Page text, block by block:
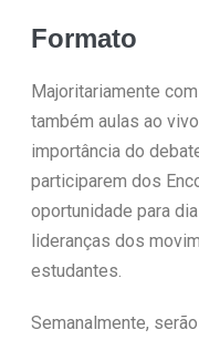
Formato
Majoritariamente
também aulas ao
importância do
participarem dos
oportunidade para
lideranças dos
estudantes.
Semanalmente,